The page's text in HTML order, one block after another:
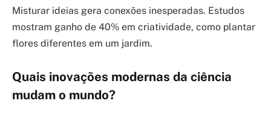
Misturar ideias gera conexões inesperadas. Estudos
mostram ganho de 40% em criatividade, como plantar
flores diferentes em um jardim.
Quais inovações modernas da ciência
mudam o mundo?